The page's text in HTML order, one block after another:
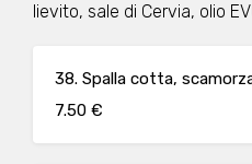
lievito, sale di Cervia, olio
38. Spalla cotta,
7.50 €